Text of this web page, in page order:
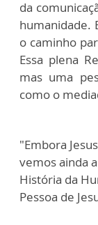
da
humanidade.
o caminho
Essa plena
mas uma
como o
"Embora
vemos ainda
História da
Pessoa de